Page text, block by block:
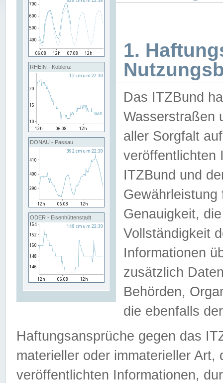
RHEIN - Koblenz
DONAU - Passau
ODER - Eisenhüttenstadt
1.
Das ITZBund
Wasserstraßen
aller Sorgfalt
veröffentlichten
ITZBund und
Genauigkeit,
Vollständigkeit
Informationen
zusätzlich
Behörden,
die ebenfalls
Haftungsansprüche gegen das
materieller oder immaterieller
veröffentlichten Informationen,